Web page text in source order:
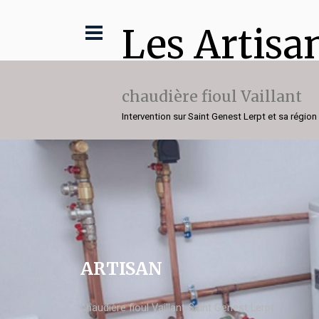
Les
chaudière fioul Vaillant
Intervention sur Saint Genest Lerpt et sa région
ARTISAN
chaudière fioul Vaillant Saint Genest Lerpt